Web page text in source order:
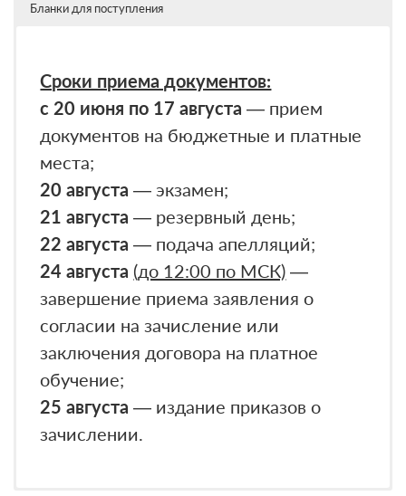
Бланки для поступления
Сроки приема документов:
с 20 июня по 17 августа — прием
документов на бюджетные и платные
места;
20 августа — экзамен;
21 августа — резервный день;
22 августа — подача апелляций;
24 августа (до 12:00 по МСК) —
завершение приема заявления о
согласии на зачисление или
заключения договора на платное
обучение;
25 августа — издание приказов о
зачислении.